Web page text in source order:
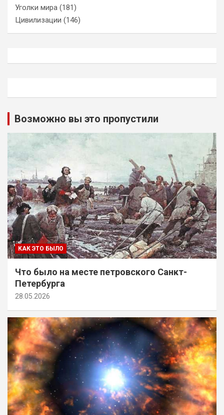
Уголки мира (181)
Цивилизации (146)
Возможно вы это пропустили
КАК ЭТО БЫЛО
Что было на месте петровского Санкт-
Петербурга
28.05.2026